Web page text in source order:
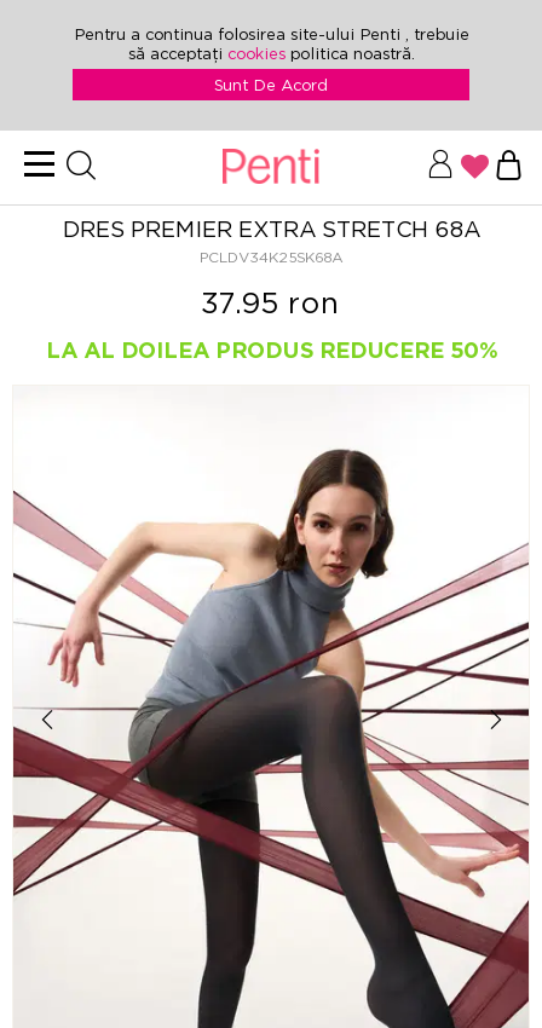
Pentru a continua folosirea site-ului Penti , trebuie
să acceptați cookies politica noastră.
Sunt De Acord
DRES PREMIER EXTRA STRETCH 68A
PCLDV34K25SK68A
37.95 ron
LA AL DOILEA PRODUS REDUCERE 50%